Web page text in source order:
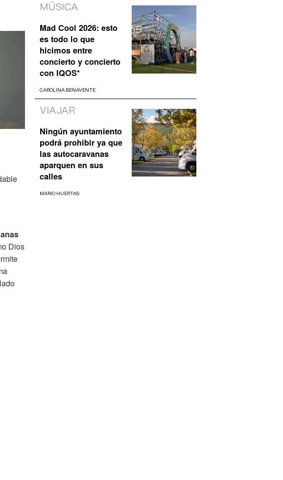
Dios
MÚSICA
Mad Cool 2026: esto
es todo lo que
hicimos entre
concierto y concierto
con IQOS*
CAROLINA BENAVENTE
VIAJAR
Ningún ayuntamiento
podrá prohibir ya que
las autocaravanas
aparquen en sus
calles
MARIO HUERTAS